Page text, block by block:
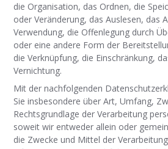
die Organisation, das Ordnen, die
oder Veränderung, das Auslesen, das
Verwendung, die Offenlegung durch
oder eine andere Form der
die Verknüpfung, die Einschränkung,
Vernichtung.
Mit der nachfolgenden
Sie insbesondere über Art, Umfang,
Rechtsgrundlage der Verarbeitung
soweit wir entweder allein oder
die Zwecke und Mittel der